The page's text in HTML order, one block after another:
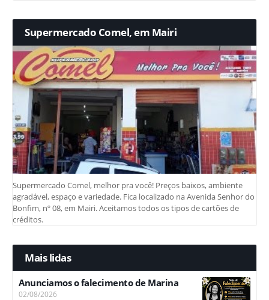
Supermercado Comel, em Mairi
Supermercado Comel, melhor pra você! Preços baixos, ambiente
agradável, espaço e variedade. Fica localizado na Avenida Senhor do
Bonfim, nº 08, em Mairi. Aceitamos todos os tipos de cartões de
créditos.
Mais lidas
Anunciamos o falecimento de Marina
02/08/2026